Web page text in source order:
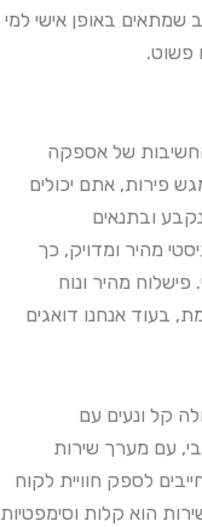
שמתאים באופן אישי למי
פשוט.
של אספקה
פירות, אתם יכולים
ובתנאים
מהיר ומדויק, כך
מהיר ונוח
בעוד אנחנו דואגים
קל ונעים עם
עם מערך שירות
לספק חוויית לקוח
הוא קלות וסימפטיות